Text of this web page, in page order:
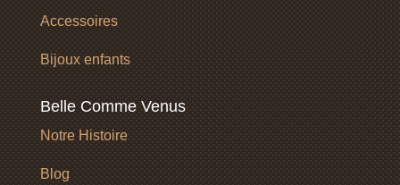
Accessoires
Bijoux enfants
Belle Comme Venus
Notre Histoire
Blog